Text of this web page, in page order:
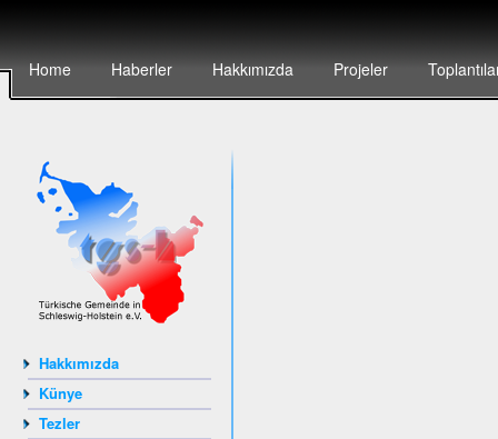
Home Haberler Hakkımızda Projeler
Hakkımızda
Künye
Tezler